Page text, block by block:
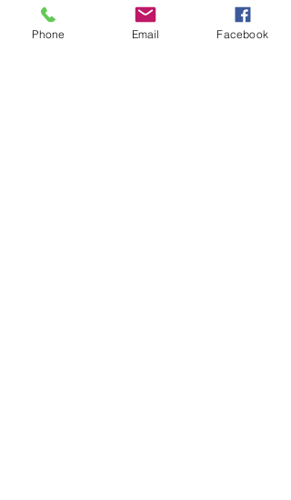
concertadamente pela Fundação
SNEC e pela APEC, contando com a
Phone Email Facebook